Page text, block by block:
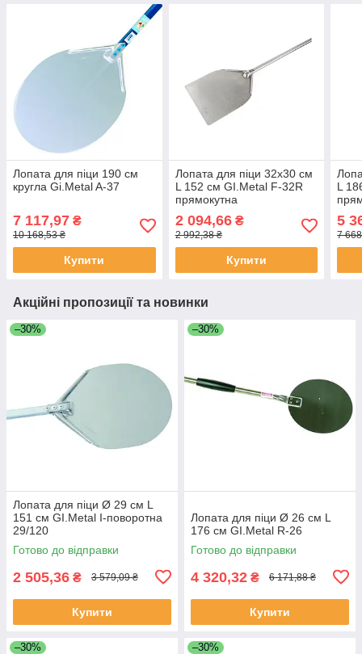
Лопата для піци 190 см
кругла Gi.Metal A-37
7 117,97 ₴
10 168,53 ₴
Купити
Лопата для піци 32х30 см
L 152 см GI.Metal F-32R
прямокутна
2 094,66₴
2 992,38 ₴
Купити
L
5
7
Акційні пропозиції та новинки
–30%
Лопата для піци Ø 29 см L
151 см GI.Metal I-поворотна
29/120
Готово до відправки
2 505,36 ₴ 3 579,09 ₴
Купити
–30%
Лопата для піци Ø 26 см L
176 см GI.Metal R-26
Готово до відправки
4 320,32 ₴ 6 171,88 ₴
Купити
–30% –30%